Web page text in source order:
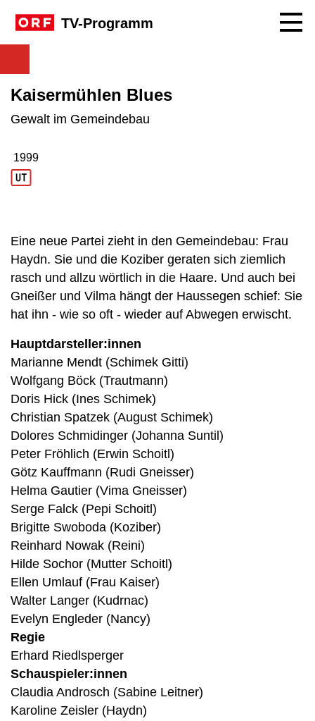
TV-Programm
Kaisermühlen Blues
Gewalt im Gemeindebau
Produktionsjahr: 1999
1999
Eine neue Partei zieht in den Gemeindebau: Frau
Haydn. Sie und die Koziber geraten sich ziemlich
rasch und allzu wörtlich in die Haare. Und auch bei
Gneißer und Vilma hängt der Haussegen schief: Sie
hat ihn - wie so oft - wieder auf Abwegen erwischt.
Hauptdarsteller:innen
Marianne Mendt (Schimek Gitti)
Wolfgang Böck (Trautmann)
Doris Hick (Ines Schimek)
Christian Spatzek (August Schimek)
Dolores Schmidinger (Johanna Suntil)
Peter Fröhlich (Erwin Schoitl)
Götz Kauffmann (Rudi Gneisser)
Helma Gautier (Vima Gneisser)
Serge Falck (Pepi Schoitl)
Brigitte Swoboda (Koziber)
Reinhard Nowak (Reini)
Hilde Sochor (Mutter Schoitl)
Ellen Umlauf (Frau Kaiser)
Walter Langer (Kudrnac)
Evelyn Engleder (Nancy)
Regie
Erhard Riedlsperger
Schauspieler:innen
Claudia Androsch (Sabine Leitner)
Karoline Zeisler (Haydn)